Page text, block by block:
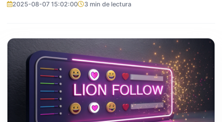
2025-08-07 15:02:00 3 min de lectura